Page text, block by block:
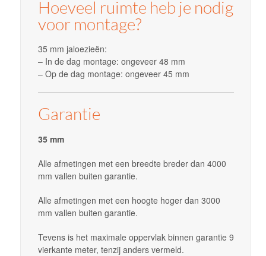
Hoeveel ruimte heb je nodig
voor montage?
35 mm jaloezieën:
– In de dag montage: ongeveer 48 mm
– Op de dag montage: ongeveer 45 mm
Garantie
35 mm
Alle afmetingen met een breedte breder dan 4000
mm vallen buiten garantie.
Alle afmetingen met een hoogte hoger dan 3000
mm vallen buiten garantie.
Tevens is het maximale oppervlak binnen garantie 9
vierkante meter, tenzij anders vermeld.